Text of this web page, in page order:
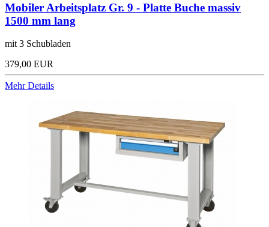
Mobiler Arbeitsplatz Gr. 9 - Platte Buche massiv
1500 mm lang
mit 3 Schubladen
379,00 EUR
Mehr Details